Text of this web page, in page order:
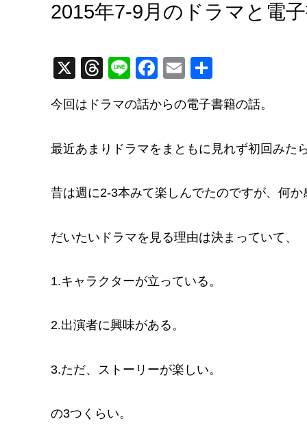
2015年7-9月のドラマと電
X
T
e
d
Li
e
F
c
b
o
E
ail
今回はドラマの話からの電子書籍の話。
最近あまりドラマをまともに見れず初回みた
昔は週に2-3本みて楽しんでたのですが、何
だいたいドラマを見る理由は決まっていて、
1.キャラクターが立っている。
2.出演者に興味がある。
3.ただ、ストーリーが楽しい。
の3つくらい。